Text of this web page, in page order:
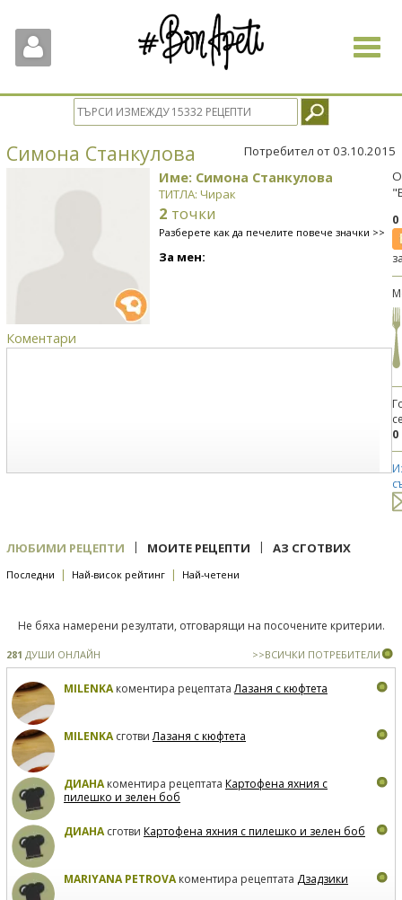
Toggle
Симона Станкулова Потребител от 03.10.2015
Име: Симона Станкулова
ТИТЛА: Чирак
2 точки
Разберете как да печелите повече значки >>
За мен:
Коментари
0
ЛЮБИМИ РЕЦЕПТИ | МОИТЕ РЕЦЕПТИ | АЗ СГОТВИХ
Последни | Най-висок рейтинг | Най-четени
Не бяха намерени резултати, отговарящи на посочените критерии.
281 ДУШИ ОНЛАЙН >>ВСИЧКИ ПОТРЕБИТЕЛИ
MILENKAкоментира рецептатаЛазаня с кюфтета
MILENKAсготвиЛазаня с кюфтета
ДИАНАкоментира рецептата Картофена яхния с
пилешко и зелен боб
ДИАНАсготви Картофена яхния с пилешко и зелен боб
MARIYANA PETROVAкоментира рецептата Дзадзики